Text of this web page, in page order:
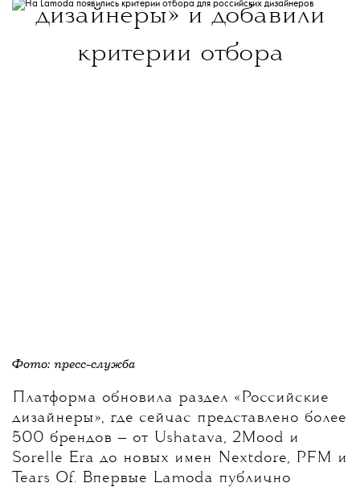
дизайнеры» и добавили
критерии отбора
Фото: пресс-служба
Платформа обновила раздел «Российские
дизайнеры», где сейчас представлено более
500 брендов — от Ushatava, 2Mood и
Sorelle Era до новых имен Nextdore, PFM и
Tears Of. Впервые Lamoda публично